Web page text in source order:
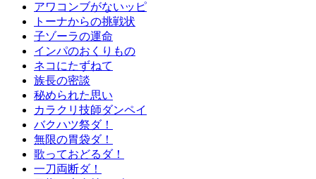
アワコンブがないッピ
トーナからの挑戦状
子ゾーラの運命
インパのおくりもの
ネコにたずねて
族長の密談
秘められた思い
カラクリ技師ダンペイ
バクハツ祭ダ！
無限の胃袋ダ！
歌っておどるダ！
一刀両断ダ！